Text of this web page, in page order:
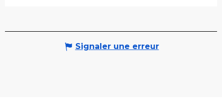
Signaler une erreur